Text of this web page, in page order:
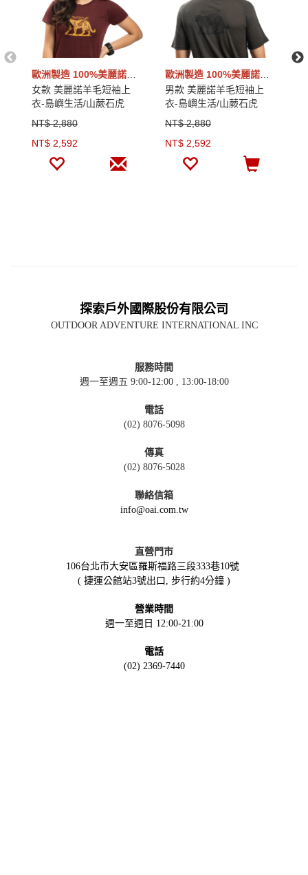
歐洲製造 100%美麗諾羊毛
女款 美麗諾羊毛短袖上
衣-島嶼生活/山蕨石虎
(120g)｜波特紅
NT$ 2,880
NT$ 2,592
歐洲製造 100%美麗諾羊毛
男款 美麗諾羊毛短袖上
衣-島嶼生活/山蕨石虎
(120g)｜橄欖綠
NT$ 2,880
NT$ 2,592
探索戶外國際股份有限公司
OUTDOOR ADVENTURE INTERNATIONAL INC
服務時間
週一至週五 9:00-12:00 , 13:00-18:00
電話
(02) 8076-5098
傳真
(02) 8076-5028
聯絡信箱
info@oai.com.tw
直營門市
106台北市大安區羅斯福路三段333巷10號
( 捷運公館站3號出口, 步行約4分鐘 )
營業時間
週一至週日 12:00-21:00
電話
(02) 2369-7440